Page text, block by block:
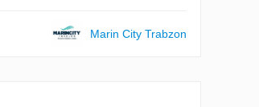
Marin City Trabzon